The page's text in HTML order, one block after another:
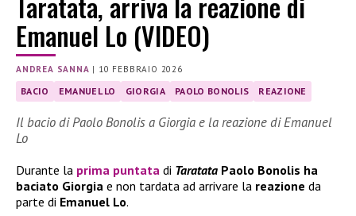
Emanuel Lo (VIDEO)
ANDREA SANNA | 10 FEBBRAIO 2026
BACIO EMANUEL LO GIORGIA PAOLO BONOLIS REAZIONE
Il bacio di Paolo Bonolis a Giorgia e la reazione di Emanuel
Lo
Durante la prima puntata di Taratata Paolo Bonolis ha
baciato Giorgia e non tardata ad arrivare la reazione da
parte di Emanuel Lo.